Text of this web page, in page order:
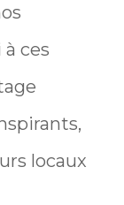
ces
locaux